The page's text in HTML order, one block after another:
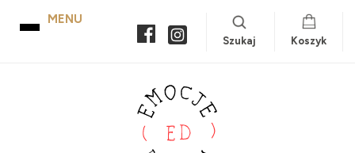
Szukaj Koszyk